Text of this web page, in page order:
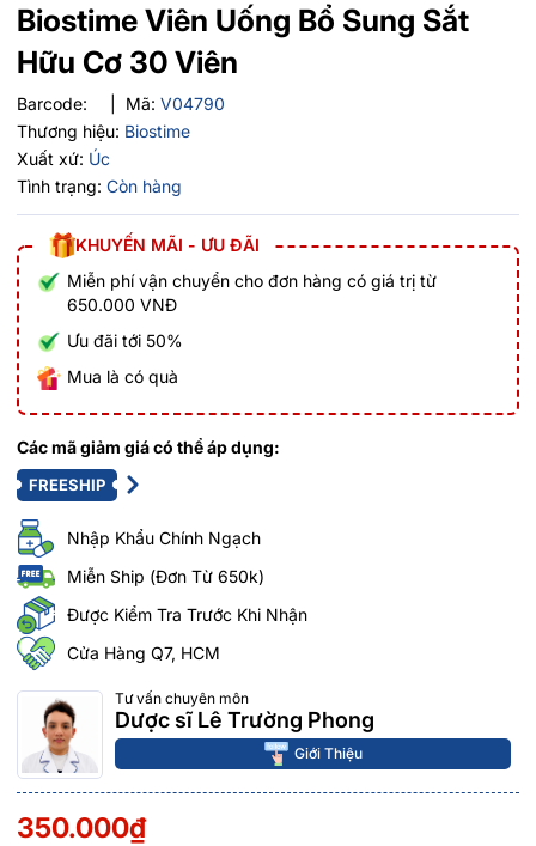
Biostime Viên Uống Bổ Sung Sắt
Hữu Cơ 30 Viên
Barcode: Mã: V04790
Thương hiệu: Biostime
Xuất xứ: Úc
Tình trạng: Còn hàng
KHUYẾN MÃI - ƯU ĐÃI
Miễn phí vận chuyển cho đơn hàng có giá trị từ
650.000 VNĐ
Ưu đãi tới 50%
Mua là có quà
Các mã giảm giá có thể áp dụng:
FREESHIP
Nhập Khẩu Chính Ngạch
Miễn Ship (Đơn Từ 650k)
Được Kiểm Tra Trước Khi Nhận
Cửa Hàng Q7, HCM
Tư vấn chuyên môn
Dược sĩ Lê Trường Phong
Giới Thiệu
350.000₫